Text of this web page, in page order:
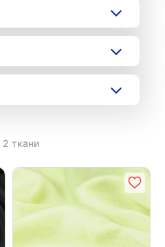
2 ткани